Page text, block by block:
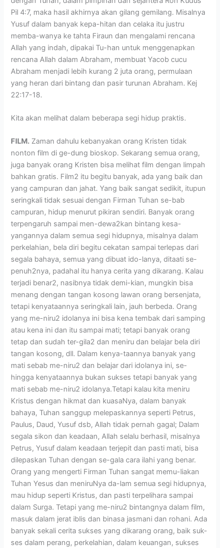
Pil 4:7, maka hasil akhirnya akan gilang gemilang. Misalnya
Yusuf dalam banyak kepa-hitan dan celaka itu justru
memba-wanya ke tahta Firaun dan mengalami rencana
Allah yang indah, dipakai Tu-han untuk menggenapkan
rencana Allah dalam Abraham, membuat Yacob cucu
Abraham menjadi lebih kurang 2 juta orang, permulaan
yang heran dari bintang dan pasir turunan Abraham. Kej
22:17-18.
Kita akan melihat dalam beberapa segi hidup praktis.
FILM. Zaman dahulu kebanyakan orang Kristen tidak
nonton film di ge-dung bioskop. Sekarang semua orang,
juga banyak orang Kristen bisa melihat film dengan limpah
bahkan gratis. Film2 itu begitu banyak, ada yang baik dan
yang campuran dan jahat. Yang baik sangat sedikit, itupun
seringkali tidak sesuai dengan Firman Tuhan se-bab
campuran, hidup menurut pikiran sendiri. Banyak orang
terpengaruh sampai men-dewa2kan bintang kesa-
yangannya dalam semua segi hidupnya, misalnya dalam
perkelahian, bela diri begitu cekatan sampai terlepas dari
segala bahaya, semua yang dibuat ido-lanya, ditaati se-
penuh2nya, padahal itu hanya cerita yang dikarang. Kalau
terjadi benar2, nasibnya tidak demi-kian, mungkin bisa
menang dengan tangan kosong lawan orang bersenjata,
tetapi kenyataannya seringkali lain, jauh berbeda. Orang
yang me-niru2 idolanya ini bisa kena tembak dari samping
atau kena ini dan itu sampai mati; tetapi banyak orang
tetap dan sudah ter-gila2 dan meniru dan belajar bela diri
tangan kosong, dll. Dalam kenya-taannya banyak yang
mati sebab me-niru2 dan belajar dari idolanya ini, se-
hingga kenyataannya bukan sukses tetapi banyak yang
mati sebab me-niru2 idolanya.Tetapi kalau kita meniru
Kristus dengan hikmat dan kuasaNya, dalam banyak
bahaya, Tuhan sanggup melepaskannya seperti Petrus,
Paulus, Daud, Yusuf dsb, Allah tidak pernah gagal; Dalam
segala sikon dan keadaan, Allah selalu berhasil, misalnya
Petrus, Yusuf dalam keadaan terjepit dan pasti mati, bisa
dilepaskan Tuhan dengan se-gala cara ilahi yang benar.
Orang yang mengerti Firman Tuhan sangat memu-liakan
Tuhan Yesus dan meniruNya da-lam semua segi hidupnya,
mau hidup seperti Kristus, dan pasti terpelihara sampai
dalam Surga. Tetapi yang me-niru2 bintangnya dalam film,
masuk dalam jerat iblis dan binasa jasmani dan rohani. Ada
banyak sekali cerita sukses yang dikarang orang, baik suk-
ses dalam perang, perkelahian, dalam keuangan, sukses